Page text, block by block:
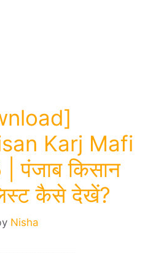
Karj Mafi
पंजाब किसान
कैसे देखें?
Nisha